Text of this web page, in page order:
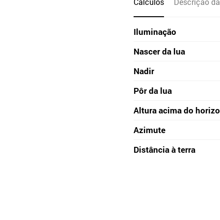
Iluminação
Nascer da lua
Nadir
Pôr da lua
Altura acima do
Azimute
Distância à terra